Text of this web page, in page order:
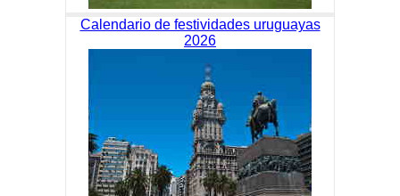
Calendario de festividades uruguayas
2026